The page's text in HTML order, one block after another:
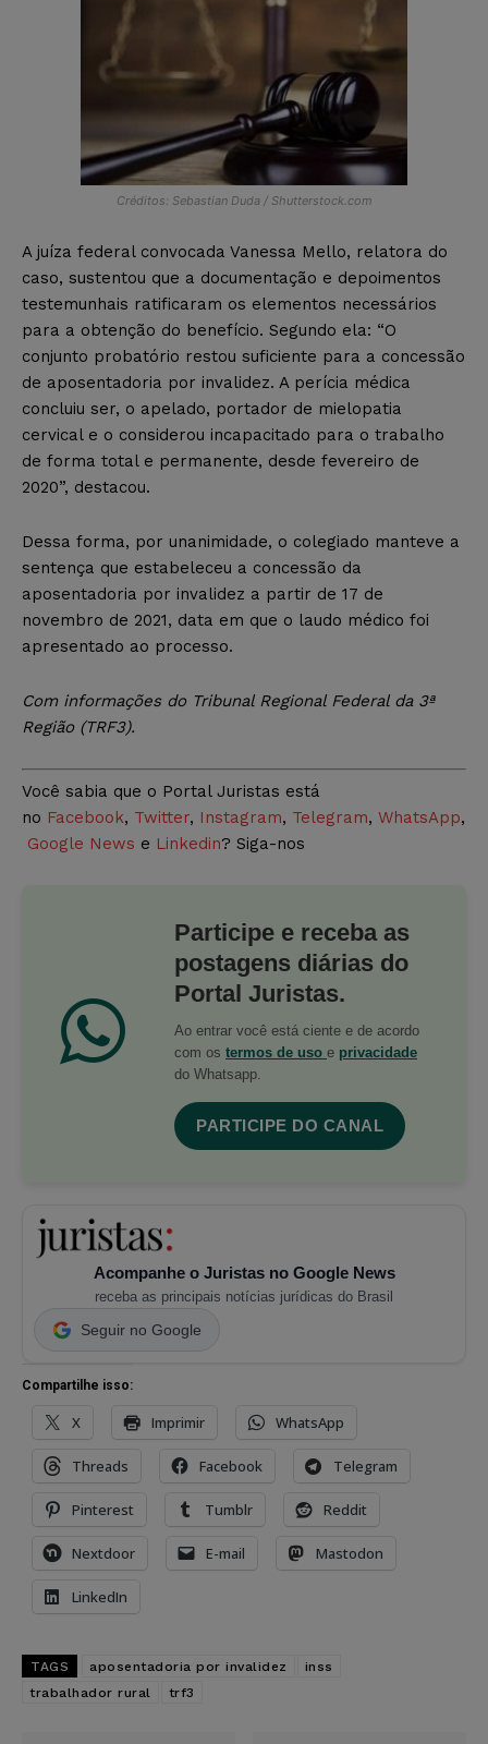
Créditos: Sebastian Duda / Shutterstock.com
A juíza federal convocada Vanessa Mello, relatora do
caso, sustentou que a documentação e depoimentos
testemunhais ratificaram os elementos necessários
para a obtenção do benefício. Segundo ela: “O
conjunto probatório restou suficiente para a concessão
de aposentadoria por invalidez. A perícia médica
concluiu ser, o apelado, portador de mielopatia
cervical e o considerou incapacitado para o trabalho
de forma total e permanente, desde fevereiro de
2020”, destacou.
Dessa forma, por unanimidade, o colegiado manteve a
sentença que estabeleceu a concessão da
aposentadoria por invalidez a partir de 17 de
novembro de 2021, data em que o laudo médico foi
apresentado ao processo.
Com informações do Tribunal Regional Federal da 3ª
Região (TRF3).
Você sabia que o Portal Juristas está
no Facebook, Twitter, Instagram, Telegram, WhatsApp,
Google News e Linkedin? Siga-nos
Participe e receba as
postagens diárias do
Portal Juristas.
Ao entrar você está ciente e de acordo
com os termos de uso e privacidade
do Whatsapp.
PARTICIPE DO CANAL
Acompanhe o Juristas no Google News
receba as principais notícias jurídicas do Brasil
Seguir no Google
Compartilhe isso:
X Imprimir WhatsApp
Threads Facebook Telegram
Pinterest Tumblr Reddit
Nextdoor E-mail Mastodon
LinkedIn
TAGS aposentadoria por invalidez
inss
trabalhador rural
trf3